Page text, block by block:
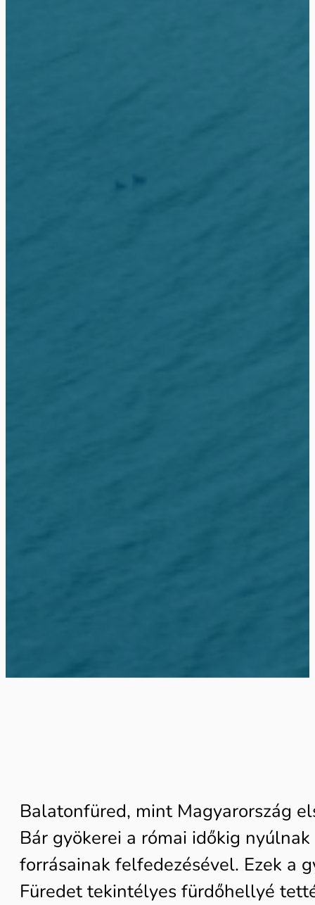
Balatonfüred, mint Magyarország
Bár gyökerei a római időkig
forrásainak felfedezésével. Ezek a
Füredet tekintélyes fürdőhellyé